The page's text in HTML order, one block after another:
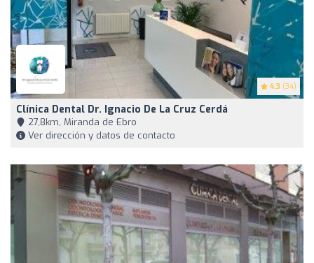
4.3 (34)
Clínica Dental Dr. Ignacio De La Cruz Cerdá
27,8km, Miranda de Ebro
Ver dirección y datos de contacto